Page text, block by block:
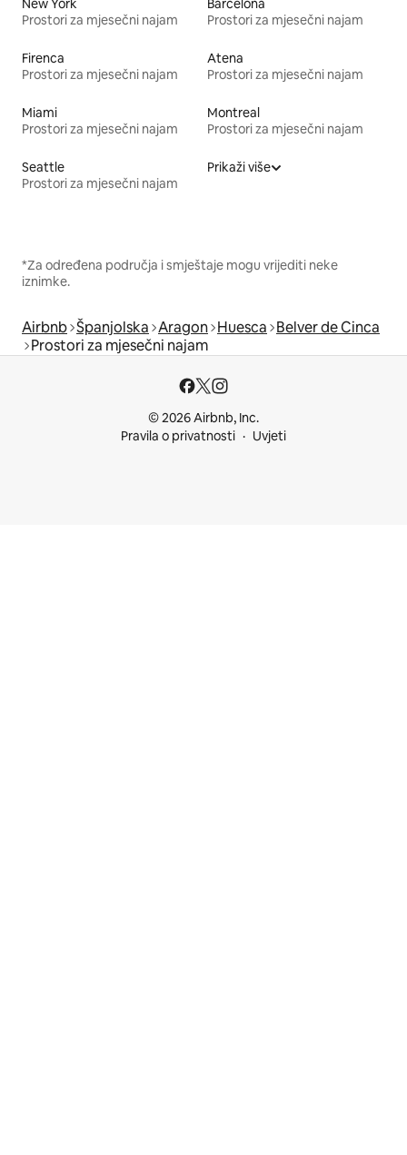
New York
Prostori za mjesečni najam
Barcelona
Prostori za mjesečni najam
Firenca
Prostori za mjesečni najam
Atena
Prostori za mjesečni najam
Miami
Prostori za mjesečni najam
Montreal
Prostori za mjesečni najam
Seattle
Prostori za mjesečni najam
Prikaži više
*Za određena područja i smještaje mogu vrijediti neke
iznimke.
Airbnb Španjolska Aragon Huesca Belver de Cinca
Prostori za mjesečni najam
© 2026 Airbnb, Inc.
Pravila o privatnosti
Uvjeti